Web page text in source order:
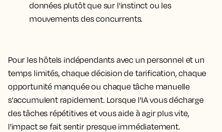
données plutôt que sur l'instinct ou les
mouvements des concurrents.
Pour les hôtels indépendants avec un personnel et un
temps limités, chaque décision de tarification, chaque
opportunité manquée ou chaque tâche manuelle
s'accumulent rapidement. Lorsque l'IA vous décharge
des tâches répétitives et vous aide à agir plus vite,
l'impact se fait sentir presque immédiatement.